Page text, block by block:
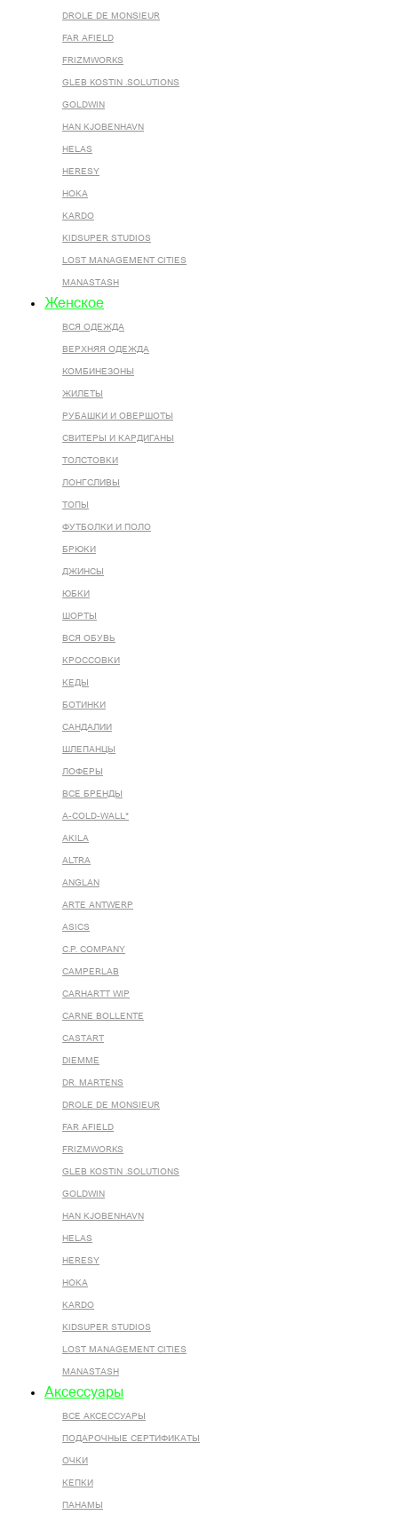
DROLE DE MONSIEUR
FAR AFIELD
FRIZMWORKS
GLEB KOSTIN .SOLUTIONS
GOLDWIN
HAN KJOBENHAVN
HELAS
HERESY
HOKA
KARDO
KIDSUPER STUDIOS
LOST MANAGEMENT CITIES
MANASTASH
Женское
ВСЯ ОДЕЖДА
ВЕРХНЯЯ ОДЕЖДА
КОМБИНЕЗОНЫ
ЖИЛЕТЫ
РУБАШКИ И ОВЕРШОТЫ
СВИТЕРЫ И КАРДИГАНЫ
ТОЛСТОВКИ
ЛОНГСЛИВЫ
ТОПЫ
ФУТБОЛКИ И ПОЛО
БРЮКИ
ДЖИНСЫ
ЮБКИ
ШОРТЫ
ВСЯ ОБУВЬ
КРОССОВКИ
КЕДЫ
БОТИНКИ
САНДАЛИИ
ШЛЕПАНЦЫ
ЛОФЕРЫ
ВСЕ БРЕНДЫ
A-COLD-WALL*
AKILA
ALTRA
ANGLAN
ARTE ANTWERP
ASICS
C.P. COMPANY
CAMPERLAB
CARHARTT WIP
CARNE BOLLENTE
CASTART
DIEMME
DR. MARTENS
DROLE DE MONSIEUR
FAR AFIELD
FRIZMWORKS
GLEB KOSTIN .SOLUTIONS
GOLDWIN
HAN KJOBENHAVN
HELAS
HERESY
HOKA
KARDO
KIDSUPER STUDIOS
LOST MANAGEMENT CITIES
MANASTASH
Аксессуары
ВСЕ AКСЕССУАРЫ
ПОДАРОЧНЫЕ СЕРТИФИКАТЫ
ОЧКИ
КЕПКИ
ПАНАМЫ